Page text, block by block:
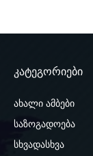
კატეგორიები
ახალი ამბები
საზოგადოება
სხვადასხვა